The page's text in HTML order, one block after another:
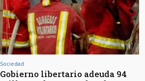
Sociedad
Gobierno libertario adeuda 94